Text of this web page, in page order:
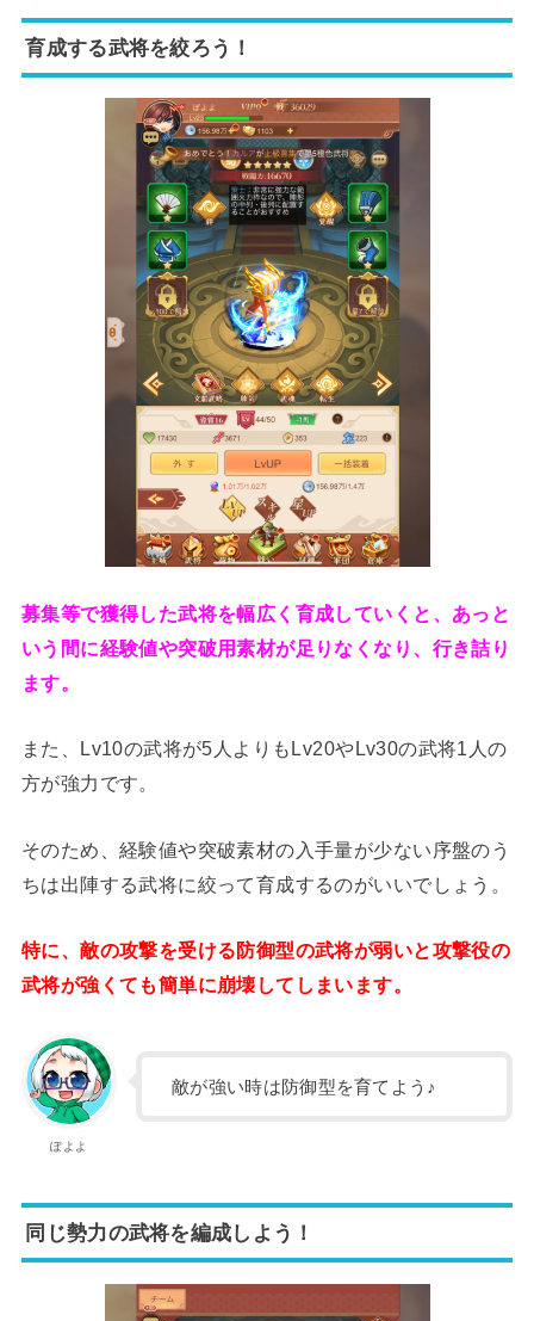
育成する武将を絞ろう！
募集等で獲得した武将を幅広く育成していくと、あっと
いう間に経験値や突破用素材が足りなくなり、行き詰り
ます。
また、Lv10の武将が5人よりもLv20やLv30の武将1人の
方が強力です。
そのため、経験値や突破素材の入手量が少ない序盤のう
ちは出陣する武将に絞って育成するのがいいでしょう。
特に、敵の攻撃を受ける防御型の武将が弱いと攻撃役の
武将が強くても簡単に崩壊してしまいます。
ぽよよ
敵が強い時は防御型を育てよう♪
同じ勢力の武将を編成しよう！